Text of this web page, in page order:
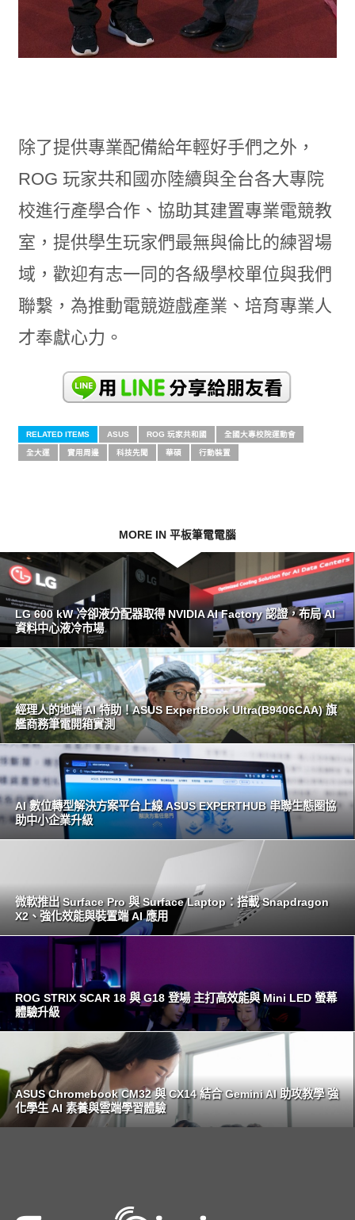
除了提供專業配備給年輕好手們之外，
ROG 玩家共和國亦陸續與全台各大專院
校進行產學合作、協助其建置專業電競教
室，提供學生玩家們最無與倫比的練習場
域，歡迎有志一同的各級學校單位與我們
聯繫，為推動電競遊戲產業、培育專業人
才奉獻心力。
RELATED ITEMS ASUS ROG 玩家共和國 全國大專校院運動會
全大運 實用周邊 科技先聞 華碩 行動裝置
MORE IN 平板筆電電腦
LG 600 kW 冷卻液分配器取得 NVIDIA AI Factory 認證，布局 AI
資料中心液冷市場
經理人的地端 AI 特助！ASUS ExpertBook Ultra(B9406CAA) 旗
艦商務筆電開箱實測
AI 數位轉型解決方案平台上線 ASUS EXPERTHUB 串聯生態圈協
助中小企業升級
微軟推出 Surface Pro 與 Surface Laptop：搭載 Snapdragon
X2、強化效能與裝置端 AI 應用
ROG STRIX SCAR 18 與 G18 登場 主打高效能與 Mini LED 螢幕
體驗升級
ASUS Chromebook CM32 與 CX14 結合 Gemini AI 助攻教學 強
化學生 AI 素養與雲端學習體驗